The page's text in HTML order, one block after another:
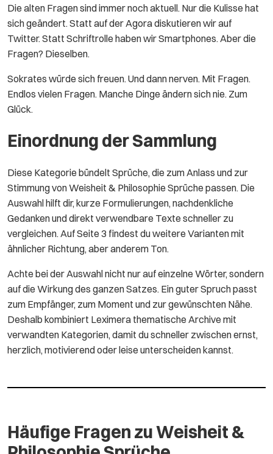
Die alten Fragen sind immer noch aktuell. Nur die Kulisse hat
sich geändert. Statt auf der Agora diskutieren wir auf
Twitter. Statt Schriftrolle haben wir Smartphones. Aber die
Fragen? Dieselben.
Sokrates würde sich freuen. Und dann nerven. Mit Fragen.
Endlos vielen Fragen. Manche Dinge ändern sich nie. Zum
Glück.
Einordnung der Sammlung
Diese Kategorie bündelt Sprüche, die zum Anlass und zur
Stimmung von Weisheit & Philosophie Sprüche passen. Die
Auswahl hilft dir, kurze Formulierungen, nachdenkliche
Gedanken und direkt verwendbare Texte schneller zu
vergleichen. Auf Seite 3 findest du weitere Varianten mit
ähnlicher Richtung, aber anderem Ton.
Achte bei der Auswahl nicht nur auf einzelne Wörter, sondern
auf die Wirkung des ganzen Satzes. Ein guter Spruch passt
zum Empfänger, zum Moment und zur gewünschten Nähe.
Deshalb kombiniert Leximera thematische Archive mit
verwandten Kategorien, damit du schneller zwischen ernst,
herzlich, motivierend oder leise unterscheiden kannst.
Häufige Fragen zu Weisheit &